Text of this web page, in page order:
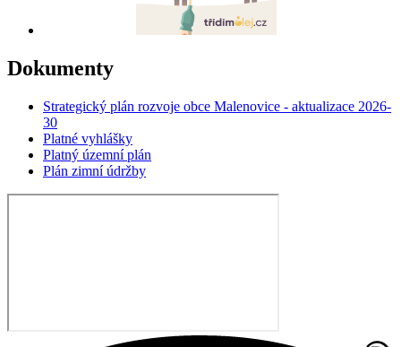
Dokumenty
Strategický plán rozvoje obce Malenovice - aktualizace 2026-
30
Platné vyhlášky
Platný územní plán
Plán zimní údržby